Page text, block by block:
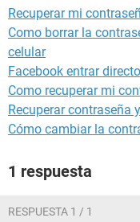
Recuperar mi
Como borrar la
celular
Facebook entrar
Como recuperar mi
Recuperar contraseña
Cómo cambiar la
1 respuesta
RESPUESTA 1 / 1